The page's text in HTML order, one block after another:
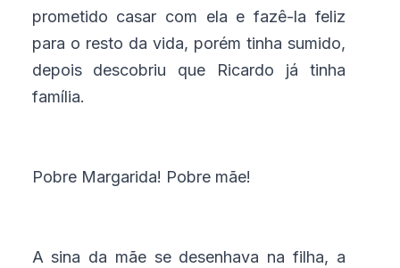
prometido casar com ela e fazê-la feliz
para o resto da vida, porém tinha sumido,
depois descobriu que Ricardo já tinha
família.
Pobre Margarida! Pobre mãe!
A sina da mãe se desenhava na filha, a